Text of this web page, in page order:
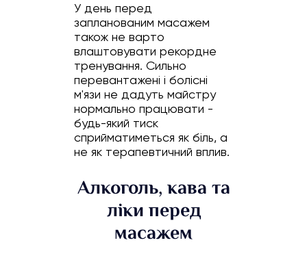
У день перед
запланованим масажем
також не варто
влаштовувати рекордне
тренування. Сильно
перевантажені і болісні
м'язи не дадуть майстру
нормально працювати -
будь-який тиск
сприйматиметься як біль, а
не як терапевтичний вплив.
Алкоголь, кава та
ліки перед
масажем